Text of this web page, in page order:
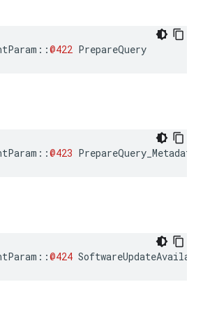
::@422 PrepareQuery
::@423 PrepareQuery_Metadata
::@424 SoftwareUpdateAvailable